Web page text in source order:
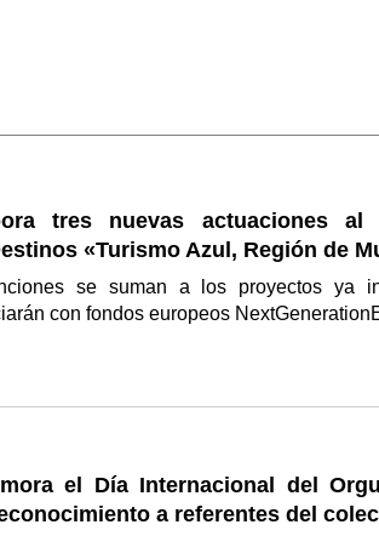
tres nuevas actuaciones al
«Turismo Azul, Región de
se suman a los proyectos ya
con fondos europeos
el Día Internacional del
a referentes del